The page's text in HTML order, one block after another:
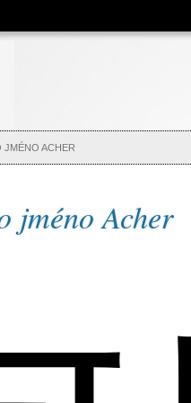
JMÉNO ACHER
jméno Acher